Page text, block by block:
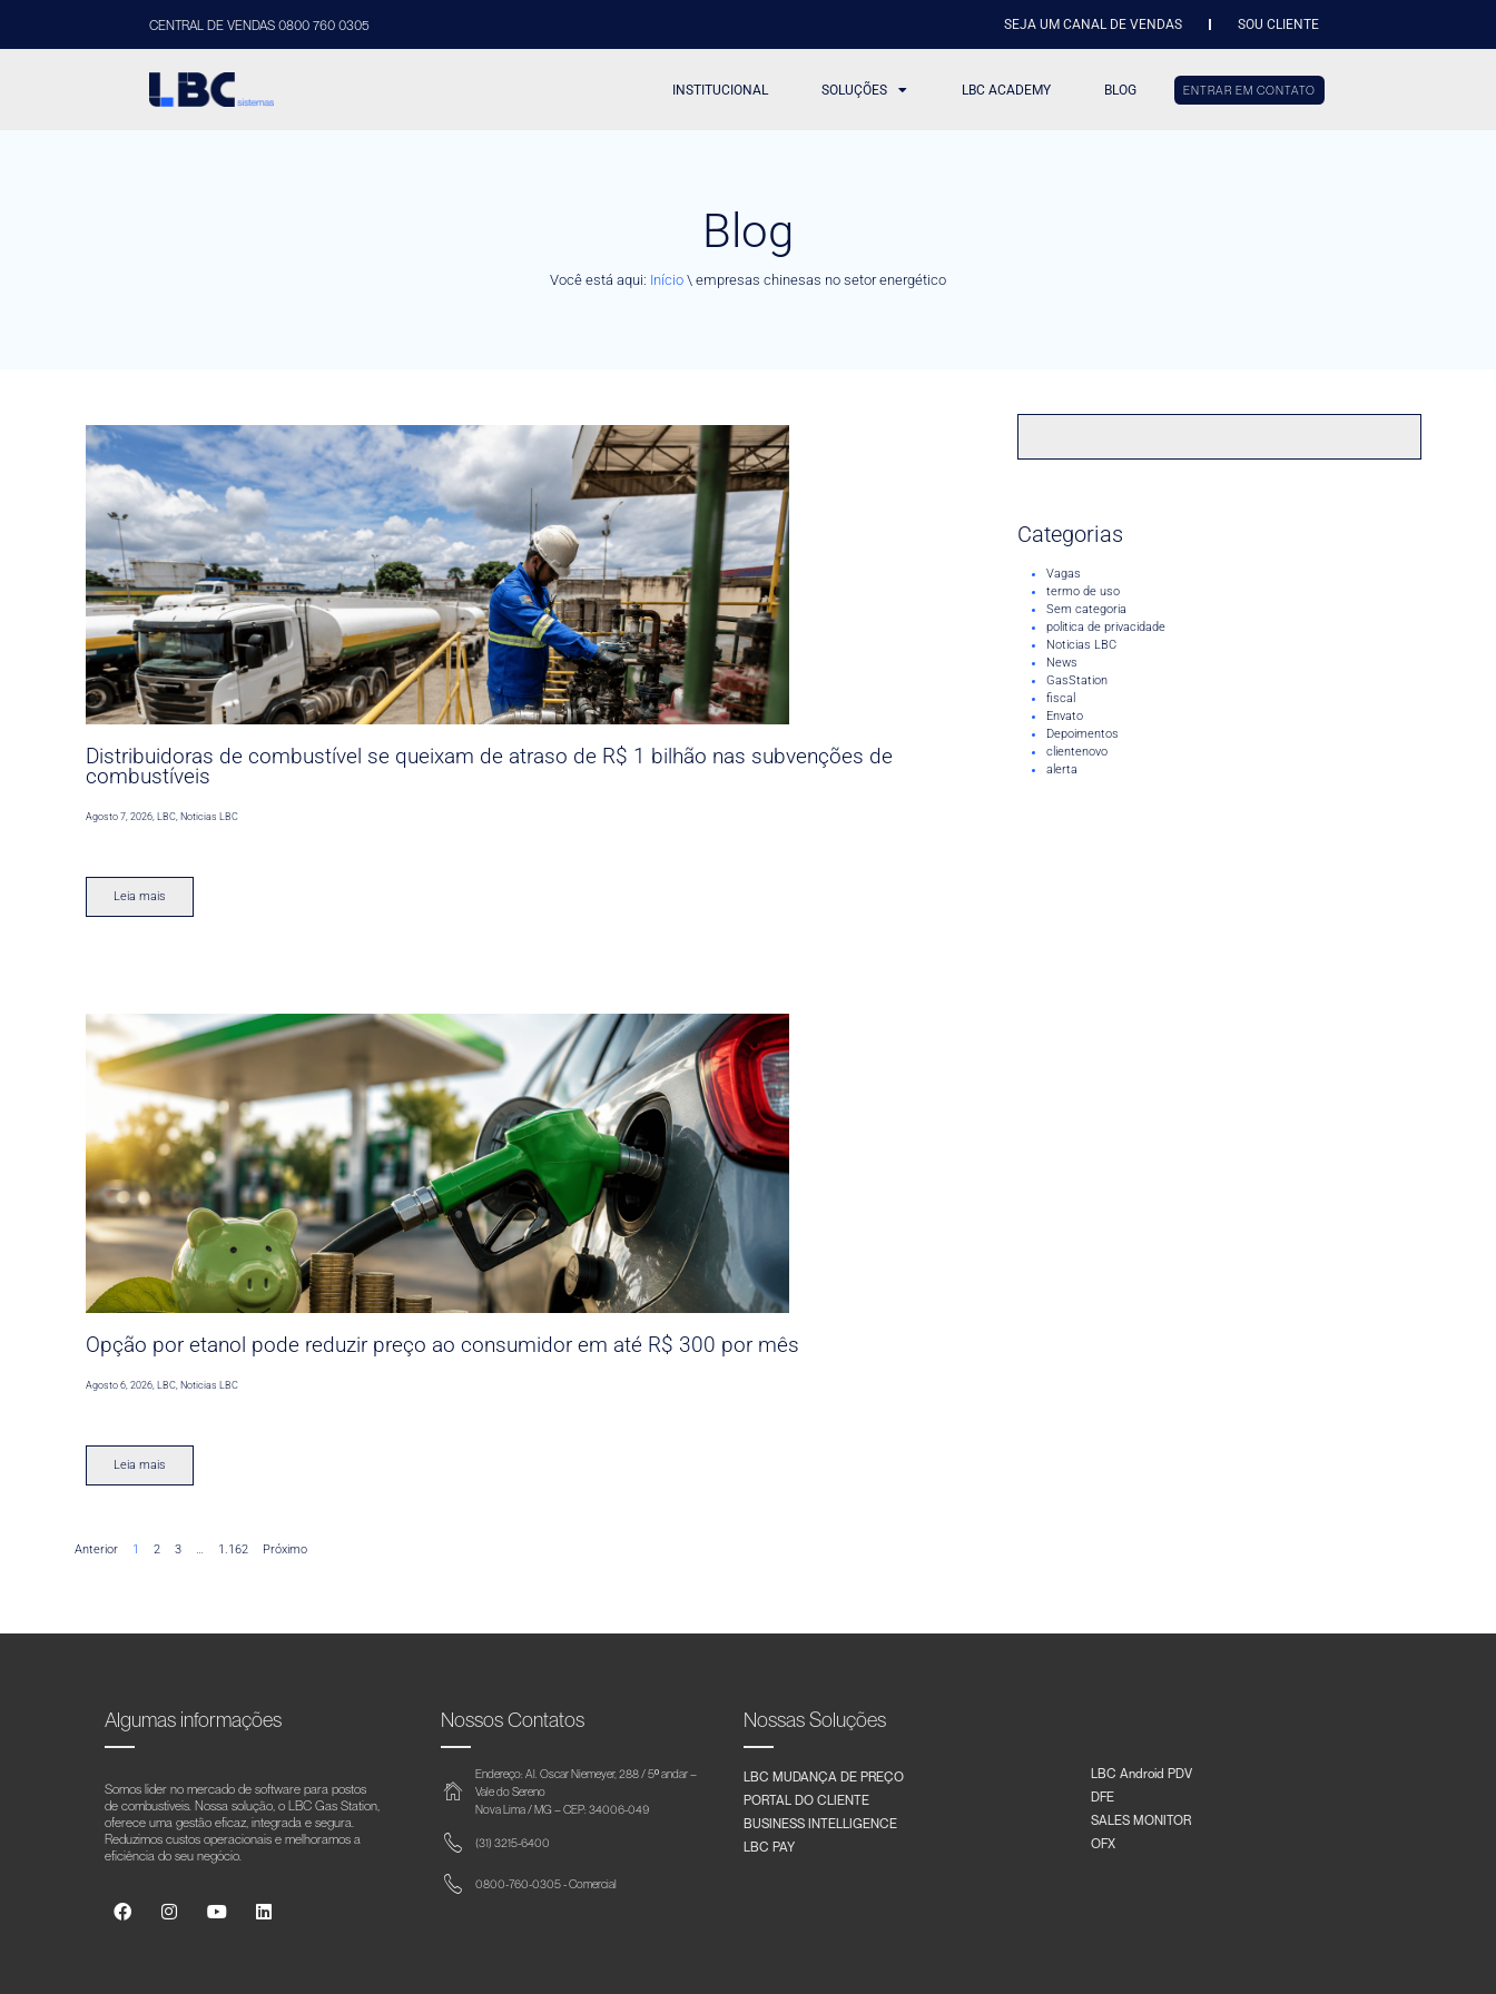
CENTRAL DE VENDAS 0800 760 0305 SEJA UM CANAL DE VENDAS SOU CLIENTE
INSTITUCIONAL SOLUÇÕES LBC ACADEMY BLOG ENTRAR EM CONTATO
Blog
Você está aqui: Início \ empresas chinesas no setor energético
Distribuidoras de combustível se queixam de atraso de R$ 1 bilhão nas subvenções de
combustíveis
Agosto 7, 2026,LBC,Noticias LBC
Leia mais
Opção por etanol pode reduzir preço ao consumidor em até R$ 300 por mês
Agosto 6, 2026 ,LBC Noticias LBC
Leia mais
Anterior 1 2 3 … 1.162 Próximo
Categorias
Vagas
termo de uso
Sem categoria
politica de privacidade
Noticias LBC
News
GasStation
fiscal
Envato
Depoimentos
clientenovo
alerta
Algumas informações
Somos líder no mercado de software para postos
de combustíveis. Nossa solução, o LBC Gas Station,
oferece uma gestão eficaz, integrada e segura.
Reduzimos custos operacionais e melhoramos a
eficiência do seu negócio.
Nossos Contatos
Endereço: Al. Oscar Niemeyer, 288 / 5º andar –
Vale do Sereno
Nova Lima / MG – CEP: 34006-049
(31) 3215-6400
0800-760-0305 - Comercial
Nossas Soluções
LBC MUDANÇA DE PREÇO
PORTAL DO CLIENTE
BUSINESS INTELLIGENCE
LBC PAY
LBC Android PDV
DFE
SALES MONITOR
OFX